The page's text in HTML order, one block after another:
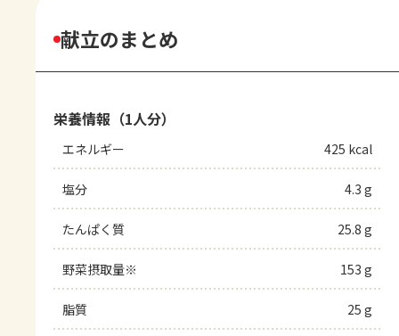
献立のまとめ
栄養情報（1人分）
エネルギー 425 kcal
塩分 4.3 g
たんぱく質 25.8 g
野菜摂取量※ 153 g
脂質 25 g